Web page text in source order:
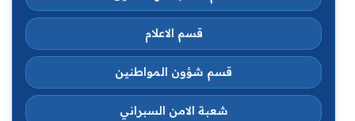
قسم الاعلام
قسم شؤون المواطنين
شعبة الامن السبراني